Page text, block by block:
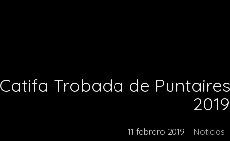
Catifa Trobada de
2019
11 febrero 2019 - Noticias